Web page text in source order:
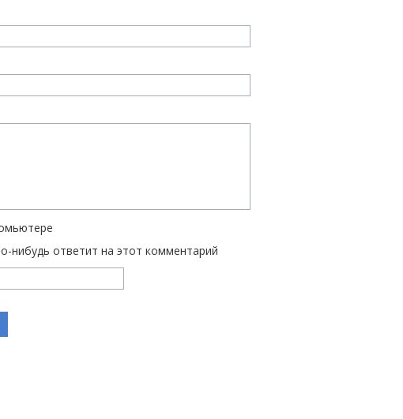
нибудь ответит на этот комментарий